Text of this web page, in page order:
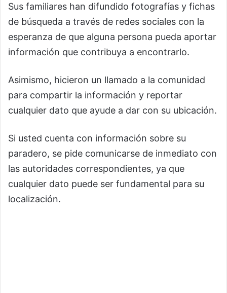
Sus familiares han difundido fotografías y fichas
de búsqueda a través de redes sociales con la
esperanza de que alguna persona pueda aportar
información que contribuya a encontrarlo.
Asimismo, hicieron un llamado a la comunidad
para compartir la información y reportar
cualquier dato que ayude a dar con su ubicación.
Si usted cuenta con información sobre su
paradero, se pide comunicarse de inmediato con
las autoridades correspondientes, ya que
cualquier dato puede ser fundamental para su
localización.